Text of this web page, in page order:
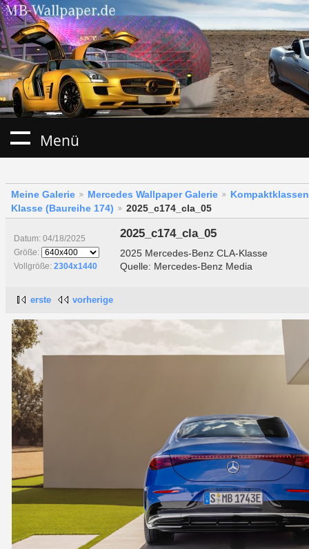
Menü
Meine Galerie Mercedes Wallpaper Galerie
Klasse (Baureihe 174)
2025_c174_cla_05
Datum: 04/18/2025
Größe:
Vollgröße: 2304x1440
2025_c174_cla_05
2025 Mercedes-Benz CLA-Klasse
Quelle: Mercedes-Benz Media
erste vorherige